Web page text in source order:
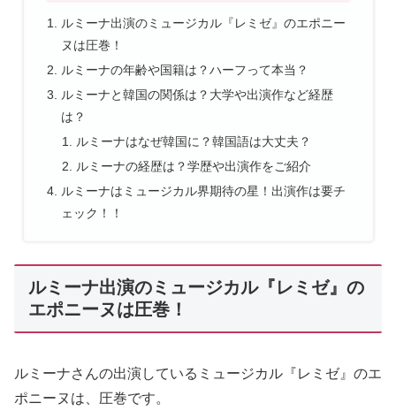
ルミーナ出演のミュージカル『レミゼ』のエポニー
ヌは圧巻！
ルミーナの年齢や国籍は？ハーフって本当？
ルミーナと韓国の関係は？大学や出演作など経歴
は？
ルミーナはなぜ韓国に？韓国語は大丈夫？
ルミーナの経歴は？学歴や出演作をご紹介
ルミーナはミュージカル界期待の星！出演作は要チ
ェック！！
ルミーナ出演のミュージカル『レミゼ』の
エポニーヌは圧巻！
ルミーナさんの出演しているミュージカル『レミゼ』のエ
ポニーヌは、圧巻です。